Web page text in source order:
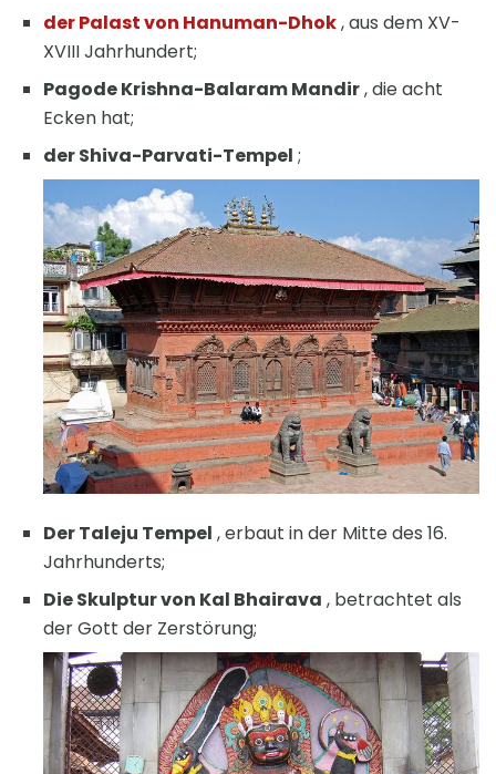
der Palast von Hanuman-Dhok, aus dem XV-
XVIII Jahrhundert;
Pagode Krishna-Balaram Mandir, die acht
Ecken hat;
der Shiva-Parvati-Tempel ;
Der Taleju Tempel , erbaut in der Mitte des 16.
Jahrhunderts;
Die Skulptur von Kal Bhairava , betrachtet als
der Gott der Zerstörung;